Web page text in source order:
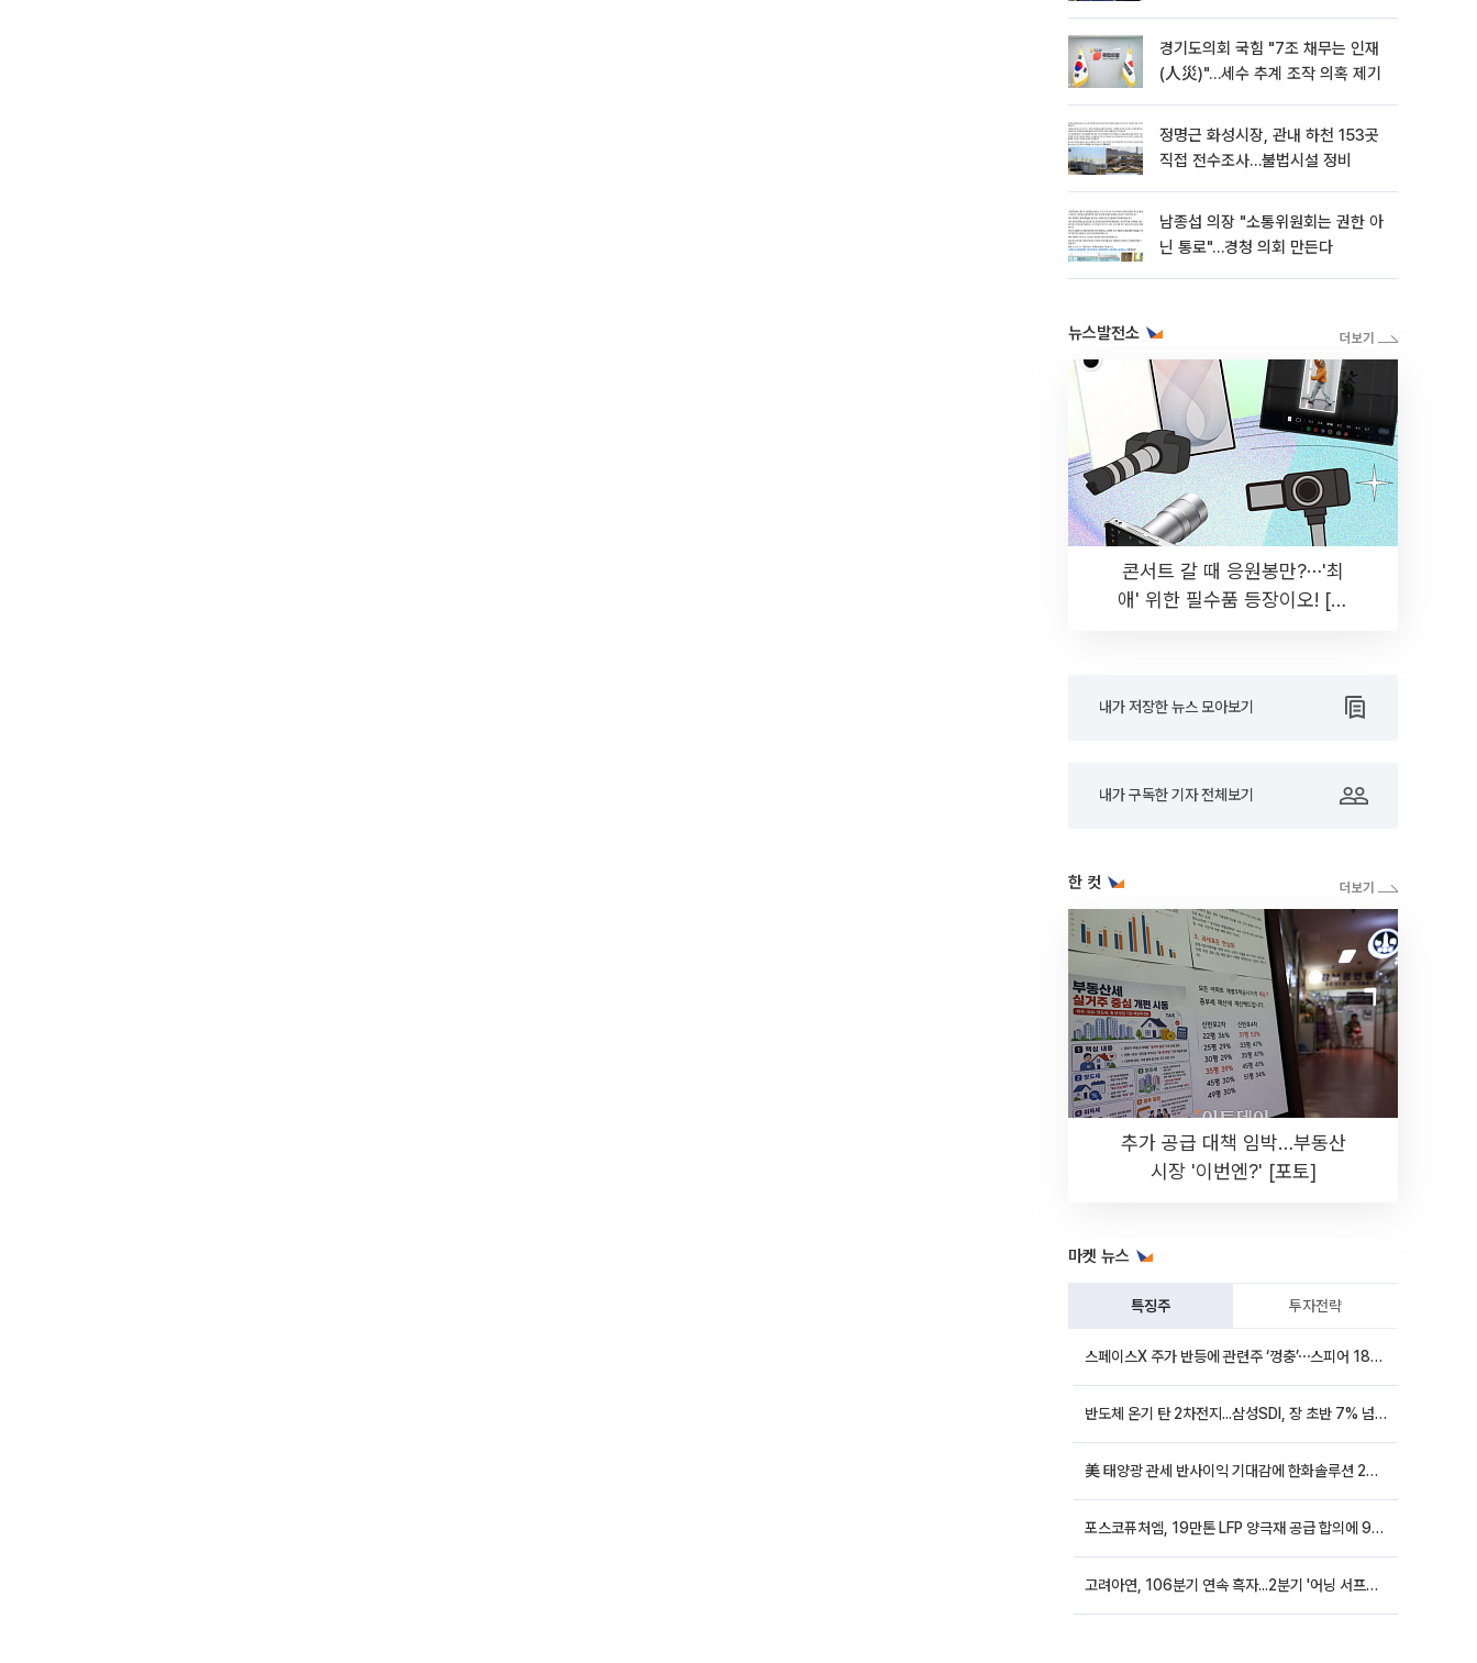
경기도의회 국힘 "7조 채무는 인재
(人災)"…세수 추계 조작 의혹 제기
정명근 화성시장, 관내 하천 153곳
직접 전수조사…불법시설 정비
남종섭 의장 "소통위원회는 권한 아
닌 통로"…경청 의회 만든다
뉴스발전소
콘서트 갈 때 응원봉만?⋯'최
애' 위한 필수품 등장이오! [솔
내가 저장한 뉴스 모아보기
내가 구독한 기자 전체보기
한 컷
추가 공급 대책 임박…부동산
시장 '이번엔?' [포토]
마켓 뉴스
특징주 투자전략
스페이스X 주가 반등에 관련주 ‘껑충’⋯스피어 18%ㆍ에이치브이엠 12%↑
반도체 온기 탄 2차전지...삼성SDI, 장 초반 7% 넘게 껑충
美 태양광 관세 반사이익 기대감에 한화솔루션 20%대·OCI홀딩스 14%대 급등
포스코퓨처엠, 19만톤 LFP 양극재 공급 합의에 9%대 강세
고려아연, 106분기 연속 흑자...2분기 '어닝 서프라이즈'에 장 초반 12%대 강세